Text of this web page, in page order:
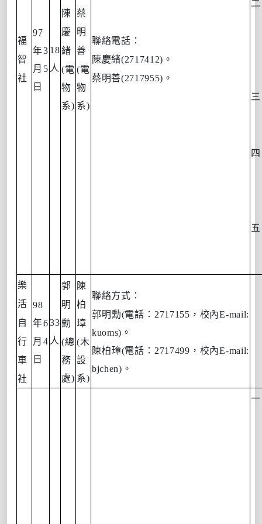
福
智
社
97
年3
月 5
日
18
人
陳
慶
緒
(電
物
系)
蔡
明
善
(電
物
系)
聯絡電話：
陳慶緒(2717412) 。
蔡明善(271 7955) 。
樂
活
自
行
車
社
98
年6
月4
日
33
人
郭
明
勳
(總
務
處)
陳
柏
璋
(木
設
系)
聯絡方式：
郭明勳(電話： 2717155 ，校內E-mail:
kuoms) 。
陳柏璋(電話： 2717499 ，校內E-mail:
bjchen) 。